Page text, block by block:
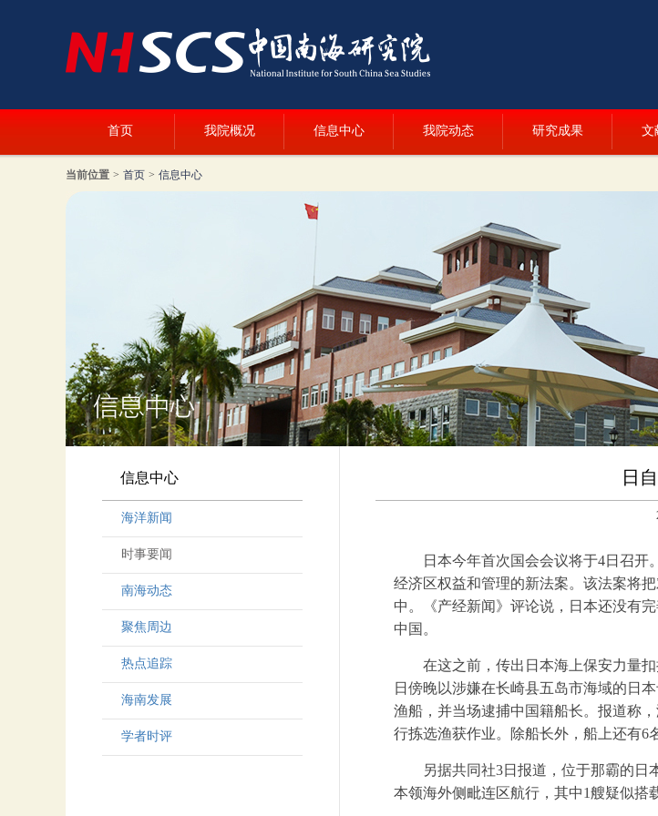
首页 我院概况 信息中心 我院动态 研究成果 文
当前位置 > 首页 > 信息中心
信息中心
海洋新闻
时事要闻
南海动态
聚焦周边
热点追踪
海南发展
学者时评
日
日本今年首次国会会议将于4日召
经济区权益和管理的新法案。该法案将
中。《产经新闻》评论说，日本还没有
中国。
在这之前，传出日本海上保安力量
日傍晚以涉嫌在长崎县五岛市海域的日
渔船，并当场逮捕中国籍船长。报道称
行拣选渔获作业。除船长外，船上还有6
另据共同社3日报道，位于那霸的日本
本领海外侧毗连区航行，其中1艘疑似搭